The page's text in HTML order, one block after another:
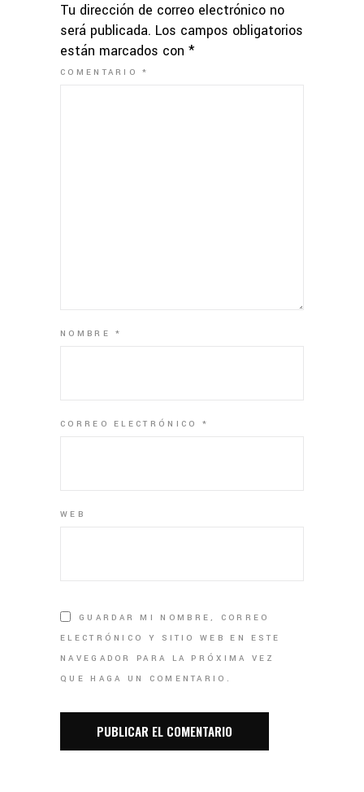
Tu dirección de correo electrónico no
será publicada. Los campos obligatorios
están marcados con *
COMENTARIO*
NOMBRE*
CORREO ELECTRÓNICO *
WEB
GUARDAR MI NOMBRE, CORREO
ELECTRÓNICO Y SITIO WEB EN ESTE
NAVEGADOR PARA LA PRÓXIMA VEZ
QUE HAGA UN COMENTARIO.